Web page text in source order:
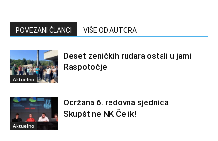
POVEZANI ČLANCI VIŠE OD AUTORA
Aktuelno
Deset zeničkih rudara ostali u jami
Raspotočje
Aktuelno
Održana 6. redovna sjednica
Skupštine NK Čelik!